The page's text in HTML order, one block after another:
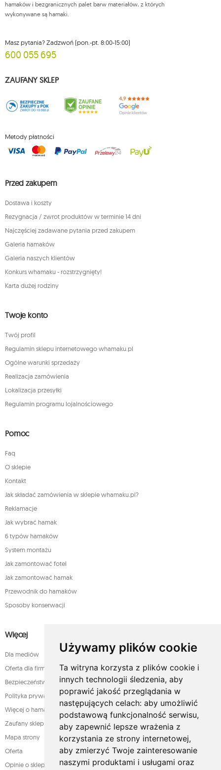
Używamy plików cookie
Ta witryna korzysta z plików cookie i
innych technologii śledzenia, aby
poprawić jakość przeglądania w
następujących celach: aby umożliwić
podstawową funkcjonalność serwisu,
aby zapewnić lepsze wrażenia z
korzystania ze strony internetowej,
aby zmierzyć Twoje zainteresowanie
naszymi produktami i usługami oraz
hamaków i bezgranicznych palet barw materiałów, z których
wykonywane są hamaki.
Masz pytania? Zadzwoń (pon.-pt. 8:00-15:00)
600 055 695
ZAUFANY SKLEP
Metody płatności
Przed zakupem
Dostawa i koszty
Rezygnacja / zwrot produktów w terminie 14 dni
Najczęściej zadawane pytania przed zakupem
Galeria hamaków
Galeria naszych klientów
Konkurs whamaku - rozstrzygnięty!
Karta dużej rodziny
Twoje konto
Twój profil
Regulamin sklepu internetowego whamaku.pl
Ogólne warunki sprzedaży
Realizacja zamówienia
Lokalizacja przesyłki
Regulamin programu lojalnościowego
Pomoc
Faq
O sklepie
Kontakt
Jak składać zamówienia w sklepie whamaku.pl?
Reklamacje
Jak wybrać hamak
6 typów hamaków
System montażu
Jak zamontować fotel
Jak zamontować hamak
Przewodnik do hamaków
Sposoby konserwacji
Więcej
Dla mediów
Oferta dla firm
Bezpieczeństwo płatności
Polityka prywatności
Więcej o hamakach
Zaufany sklep
Mapa strony
Oferta
Opinie o sklepie